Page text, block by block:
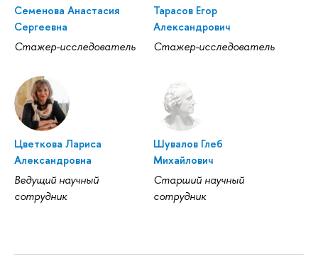
Семенова Анастасия
Сергеевна
Стажер-исследователь
Тарасов Егор
Александрович
Стажер-исследователь
Цветкова Лариса
Александровна
Ведущий научный
сотрудник
Шувалов Глеб
Михайлович
Старший научный
сотрудник